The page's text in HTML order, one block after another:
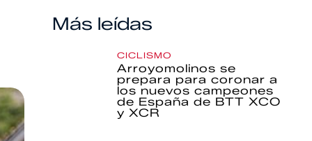
Más leídas
CICLISMO
Arroyomolinos se
prepara para coronar a
los nuevos campeones
de España de BTT XCO
y XCR